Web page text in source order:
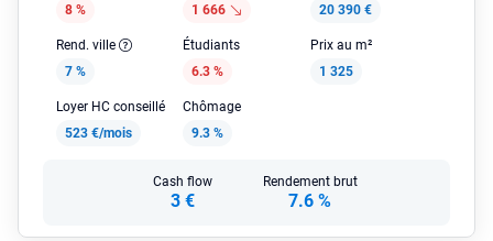
8 %
1 666
20 390 €
Rend. ville
7 %
Étudiants
6.3 %
Prix au m²
1 325
Loyer HC conseillé
523 €/mois
Chômage
9.3 %
Cash flow
3 €
Rendement brut
7.6 %